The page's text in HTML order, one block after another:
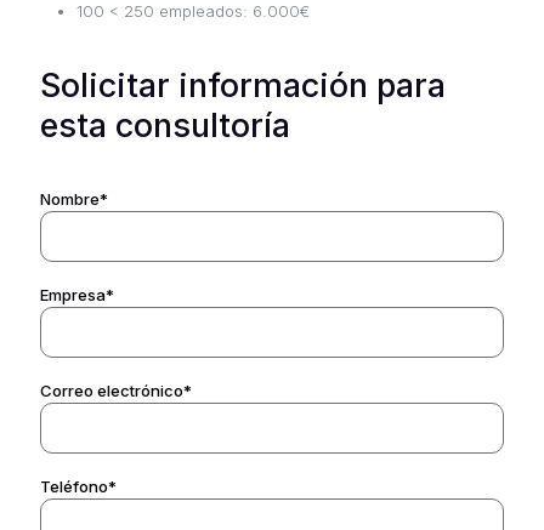
100 < 250 empleados: 6.000€
Solicitar información para
esta consultoría
Nombre*
Empresa*
Correo electrónico*
Teléfono*